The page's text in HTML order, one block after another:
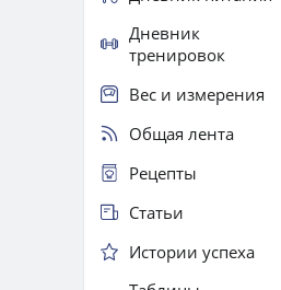
Дневник
тренировок
Вес и измерения
Общая лента
Рецепты
Статьи
Истории успеха